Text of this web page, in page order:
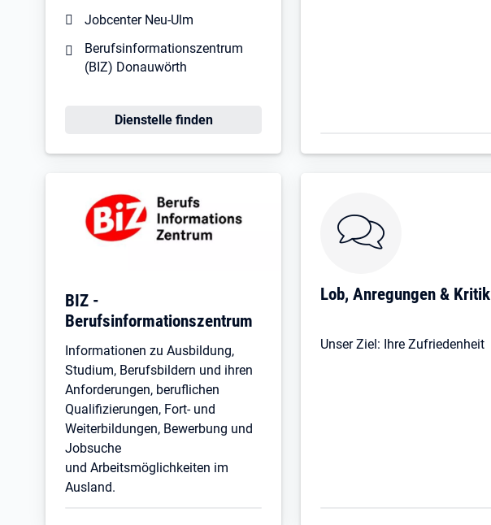
Jobcenter Neu-Ulm
Berufsinformationszentrum
(BIZ) Donauwörth
Dienstelle finden
BIZ -
Berufsinformationszentrum
Informationen zu Ausbildung,
Studium, Berufsbildern und ihren
Anforderungen, beruflichen
Qualifizierungen, Fort- und
Weiterbildungen, Bewerbung und
Jobsuche
und Arbeitsmöglichkeiten im
Ausland.
Lob, Anregungen & Kritik
Unser Ziel: Ihre Zufriedenheit